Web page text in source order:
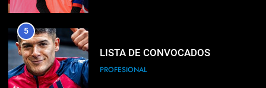
5
LISTA DE CONVOCADOS
PROFESIONAL